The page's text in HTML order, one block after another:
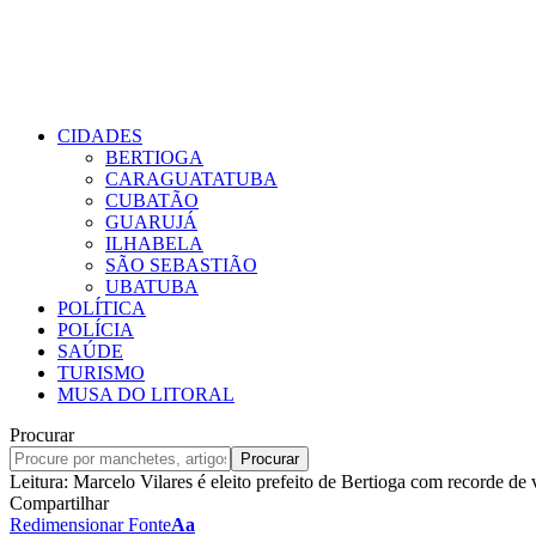
CIDADES
BERTIOGA
CARAGUATATUBA
CUBATÃO
GUARUJÁ
ILHABELA
SÃO SEBASTIÃO
UBATUBA
POLÍTICA
POLÍCIA
SAÚDE
TURISMO
MUSA DO LITORAL
Procurar
Leitura: Marcelo Vilares é eleito prefeito de Bertioga com recorde de
Compartilhar
Redimensionar FonteAa